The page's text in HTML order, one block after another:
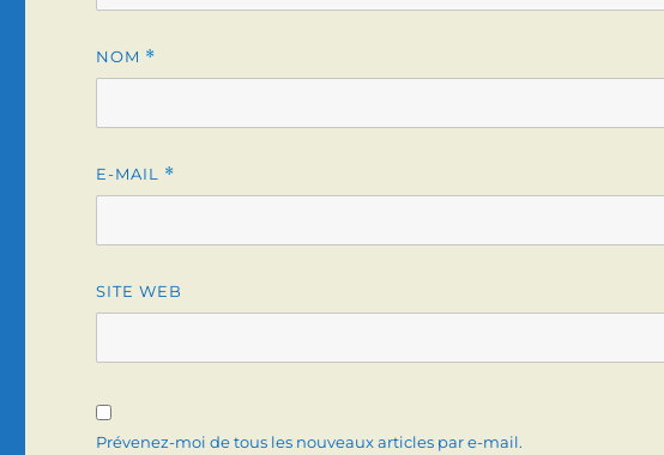
NOM *
E-MAIL *
SITE WEB
Prévenez-moi de tous les nouveaux articles par e-mail.